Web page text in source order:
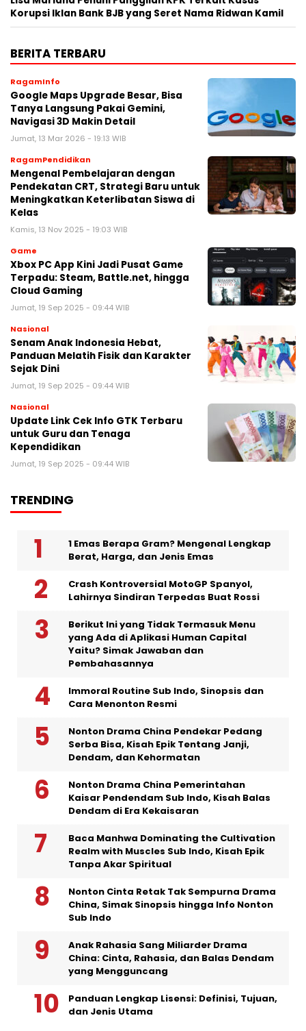
Korupsi Iklan Bank BJB yang Seret Nama Ridwan Kamil
BERITA TERBARU
RagamInfo
Google Maps Upgrade Besar, Bisa
Tanya Langsung Pakai Gemini,
Navigasi 3D Makin Detail
Jumat, 13 Mar 2026 - 19:13 WIB
RagamPendidikan
Mengenal Pembelajaran dengan
Pendekatan CRT, Strategi Baru untuk
Meningkatkan Keterlibatan Siswa di
Kelas
Kamis, 13 Nov 2025 - 19:03 WIB
Game
Xbox PC App Kini Jadi Pusat Game
Terpadu: Steam, Battle.net, hingga
Cloud Gaming
Jumat, 19 Sep 2025 - 09:44 WIB
Nasional
Senam Anak Indonesia Hebat,
Panduan Melatih Fisik dan Karakter
Sejak Dini
Jumat, 19 Sep 2025 - 09:44 WIB
Nasional
Update Link Cek Info GTK Terbaru
untuk Guru dan Tenaga
Kependidikan
Jumat, 19 Sep 2025 - 09:44 WIB
TRENDING
1 Emas Berapa Gram? Mengenal Lengkap
Berat, Harga, dan Jenis Emas
Crash Kontroversial MotoGP Spanyol,
Lahirnya Sindiran Terpedas Buat Rossi
Berikut Ini yang Tidak Termasuk Menu
yang Ada di Aplikasi Human Capital
Yaitu? Simak Jawaban dan
Pembahasannya
Immoral Routine Sub Indo, Sinopsis dan
Cara Menonton Resmi
Nonton Drama China Pendekar Pedang
Serba Bisa, Kisah Epik Tentang Janji,
Dendam, dan Kehormatan
Nonton Drama China Pemerintahan
Kaisar Pendendam Sub Indo, Kisah Balas
Dendam di Era Kekaisaran
Baca Manhwa Dominating the Cultivation
Realm with Muscles Sub Indo, Kisah Epik
Tanpa Akar Spiritual
Nonton Cinta Retak Tak Sempurna Drama
China, Simak Sinopsis hingga Info Nonton
Sub Indo
Anak Rahasia Sang Miliarder Drama
China: Cinta, Rahasia, dan Balas Dendam
yang Mengguncang
Panduan Lengkap Lisensi: Definisi, Tujuan,
dan Jenis Utama